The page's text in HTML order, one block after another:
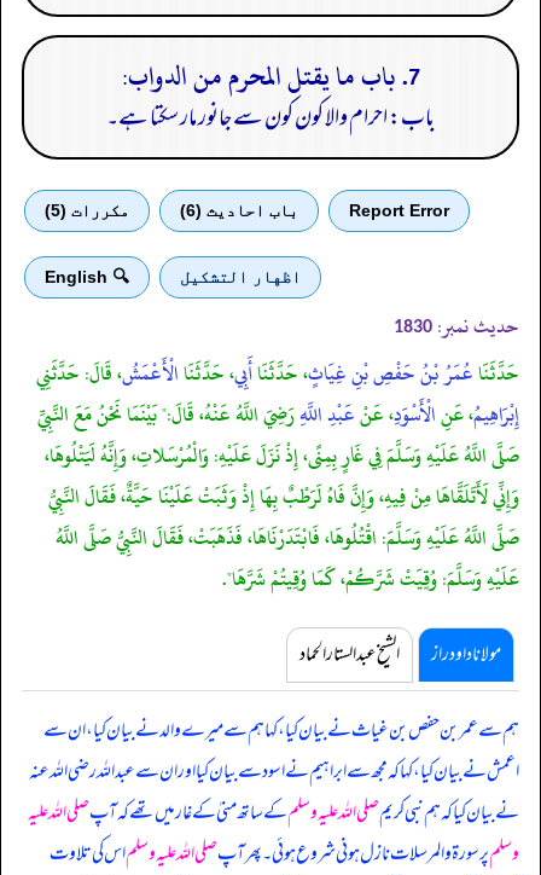
7. باب ما يقتل المحرم من الدواب:
باب: احرام والا کون کون سے جانور مار سکتا ہے۔
Report Error باب احادیث (6) مكررات (5)
اظهار التشكيل 🔍 English
حدیث نمبر: 1830
حَدَّثَنَاعُمَرُ بْنُ حَفْصِ بْنِ غِيَاثٍ، حَدَّثَنَاأَبِي، حَدَّثَنَاالْأَعْمَشُ، قَالَ: حَدَّثَنِي
إِبْرَاهِيمُ، عَنِالْأَسْوَدِ، عَنْعَبْدِ اللَّهِرَضِيَ اللَّهُ عَنْهُ، قَالَ:" بَيْنَمَا نَحْنُ مَعَ النَّبِيِّ
صَلَّى اللَّهُ عَلَيْهِ وَسَلَّمَ فِي غَارٍ بِمِنًى، إِذْ نَزَلَ عَلَيْهِ: وَالْمُرْسَلاتِ، وَإِنَّهُ لَيَتْلُوهَا،
وَإِنِّي لَأَتَلَقَّاهَا مِنْ فِيهِ، وَإِنَّ فَاهُ لَرَطْبٌ بِهَا إِذْ وَثَبَتْ عَلَيْنَا حَيَّةٌ، فَقَالَ النَّبِيُّ
صَلَّى اللَّهُ عَلَيْهِ وَسَلَّمَ: اقْتُلُوهَا، فَابْتَدَرْنَاهَا، فَذَهَبَتْ، فَقَالَ النَّبِيُّ صَلَّى اللَّهُ
عَلَيْهِ وَسَلَّمَ: وُقِيَتْ شَرَّكُمْ، كَمَا وُقِيتُمْ شَرَّهَا".
مولانا داود راز الشیخ عبدالستار الحماد
ہم سے عمر بن حفص بن غیاث نے بیان کیا، کہا ہم سے میرے والد نے بیان کیا، ان سے
اعمش نے بیان کیا، کہا کہ مجھ سے ابراہیم نے اسود سے بیان کیا اور ان سے عبداللہ رضی اللہ عنہ
نے بیان کیا کہہم نبی کریمصلی اللہ علیہ وسلمکے ساتھ منیٰ کے غار میں تھے کہ آپصلی اللہ علیہ
وسلمپر سورۃ والمرسلات نازل ہونی شروع ہوئی۔ پھر آپصلی اللہ علیہ وسلماس کی تلاوت